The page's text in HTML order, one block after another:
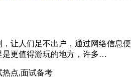
让人们足不出户，通过网络信息便
是更值得游玩的地方，许多…
热点,面试备考